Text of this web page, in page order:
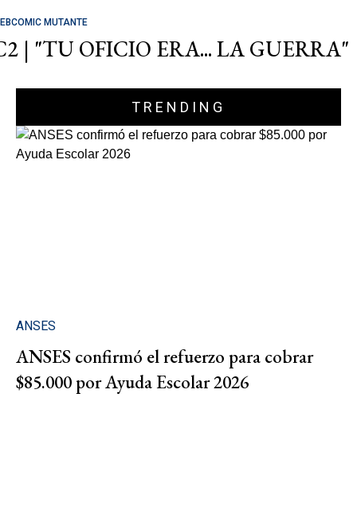
MUTANTE
| "TU OFICIO ERA... LA GUERRA"
TRENDING
ANSES
ANSES confirmó el refuerzo para cobrar
$85.000 por Ayuda Escolar 2026